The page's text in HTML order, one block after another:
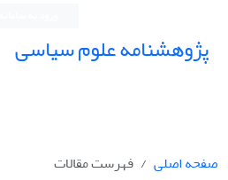
پژوهشنامه علوم سیاسی
صفحه اصلی
فهرست مقالات